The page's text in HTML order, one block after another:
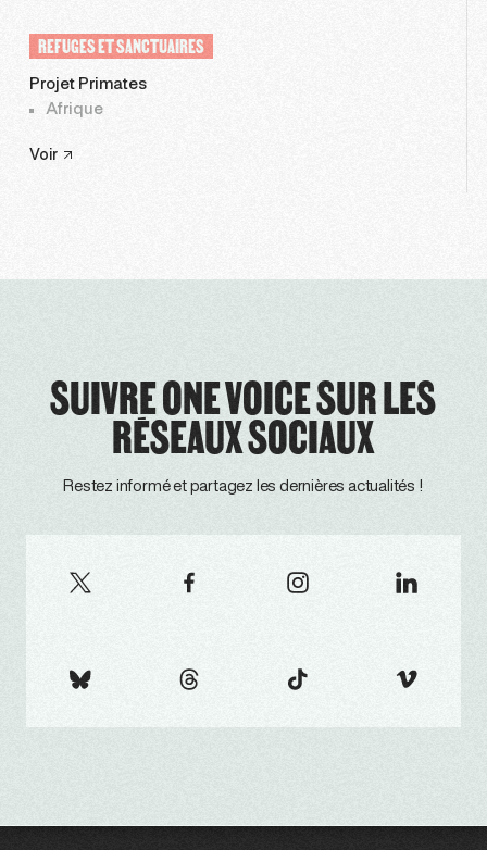
REFUGES ET SANCTUAIRES
Projet Primates
Afrique
Voir
SUIVRE ONE VOICE SUR LES
RÉSEAUX SOCIAUX
Restez informé et partagez les dernières actualités !